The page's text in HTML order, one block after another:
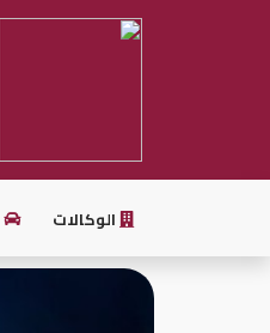
بيع
الوكالات